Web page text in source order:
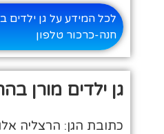
לכל המידע על גן ילדים
חנה-כרכור טלפון
גן ילדים מורן
כתובת הגן: הרצליה אלוף